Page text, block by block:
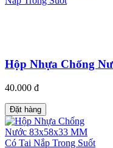
Hộp Nhựa Chống
40.000 đ
Đặt hàng